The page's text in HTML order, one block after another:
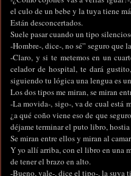
el culo de un bebe y la tuya tiene
Están desconcertados.
Suele pasar cuando un tipo
-Hombre-, dice-, no sé” seguro que
-Claro, y si te metemos en un
celador de hospital, te dará
siguiendo tu lógica una lengua es
Los dos tipos me miran, se miran
-La movida-, sigo-, va de cual está
¿a qué coño viene eso de que
déjame terminar el puto libro,
Se miran entre ellos y miran al
Y yo allí arriba, con el libro en una
de tener el brazo en alto.
-Bueno, vale-, dice el tipo-, la suya